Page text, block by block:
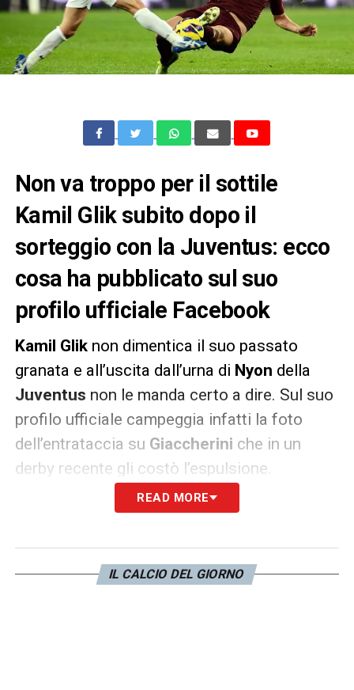
Non va troppo per il sottile
Kamil Glik subito dopo il
sorteggio con la Juventus: ecco
cosa ha pubblicato sul suo
profilo ufficiale Facebook
Kamil Gliknon dimentica il suo passato
granata e all’uscita dall’urna di Nyon della
Juventus non le manda certo a dire. Sul suo
profilo ufficiale campeggia infatti la foto
dell’entrataccia su Giaccherini che in un
derby recente gli costò l’espulsione.
Immagine di dubbio gusto, ma per lo meno la
Juve è avvisata…
type=3&theater
READ MORE
IL CALCIO DEL GIORNO